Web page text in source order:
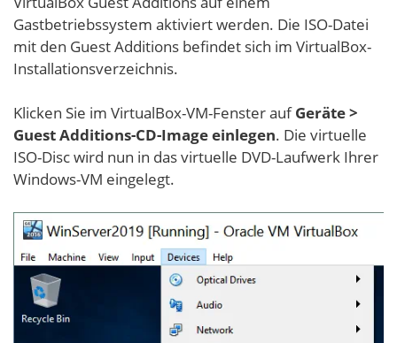
Gastbetriebssystem aktiviert werden. Die ISO-Datei
mit den Guest Additions befindet sich im VirtualBox-
Installationsverzeichnis.
Klicken Sie im VirtualBox-VM-Fenster aufGeräte >
Guest Additions-CD-Image einlegen. Die virtuelle
ISO-Disc wird nun in das virtuelle DVD-Laufwerk Ihrer
Windows-VM eingelegt.